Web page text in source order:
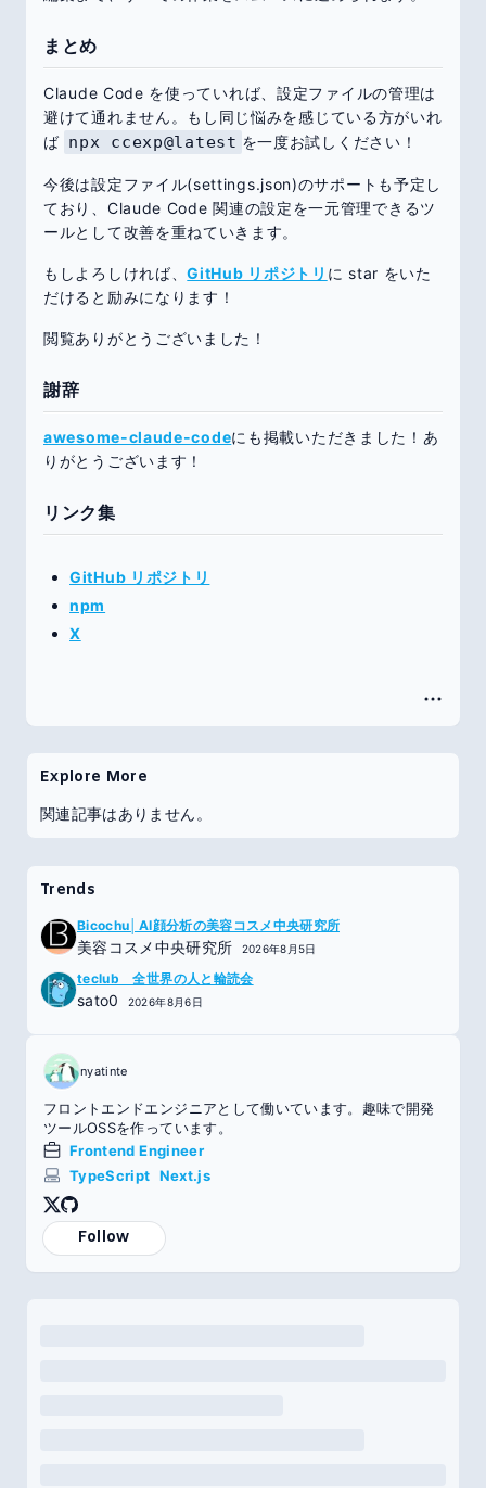
まとめ
Claude Code を使っていれば、設定ファイルの管理は
避けて通れません。もし同じ悩みを感じている方がいれ
ば npx ccexp@latest を一度お試しください！
今後は設定ファイル(settings.json)のサポートも予定し
ており、Claude Code 関連の設定を一元管理できるツ
ールとして改善を重ねていきます。
もしよろしければ、GitHub リポジトリ に star をいた
だけると励みになります！
閲覧ありがとうございました！
謝辞
awesome-claude-codeにも掲載いただきました！あ
りがとうございます！
リンク集
GitHub リポジトリ
npm
X
Explore More
関連記事はありません。
Trends
Bicochu│AI顔分析の美容コスメ中央研究所
美容コスメ中央研究所 2026年8月5日
teclub 全世界の人と輪読会
sato0 2026年8月6日
nyatinte
フロントエンドエンジニアとして働いています。趣味で開発
ツールOSSを作っています。
Frontend Engineer
TypeScript Next.js
Follow